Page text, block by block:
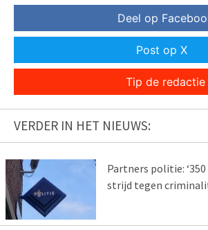
Deel op
Post op X
Tip de redactie
VERDER IN HET NIEUWS:
Partners politie:
strijd tegen